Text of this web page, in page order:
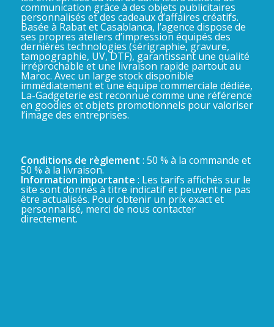
communication grâce à des objets publicitaires
personnalisés et des cadeaux d’affaires créatifs.
Basée à Rabat et Casablanca, l’agence dispose de
ses propres ateliers d’impression équipés des
dernières technologies (sérigraphie, gravure,
tampographie, UV, DTF), garantissant une qualité
irréprochable et une livraison rapide partout au
Maroc. Avec un large stock disponible
immédiatement et une équipe commerciale dédiée,
La-Gadgeterie est reconnue comme une référence
en goodies et objets promotionnels pour valoriser
l’image des entreprises.
Conditions de règlement : 50 % à la commande et
50 % à la livraison.
Information importante : Les tarifs affichés sur le
site sont donnés à titre indicatif et peuvent ne pas
être actualisés. Pour obtenir un prix exact et
personnalisé, merci de nous contacter
directement.